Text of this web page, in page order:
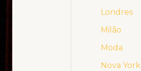
Londres
Milão
Moda
Nova York